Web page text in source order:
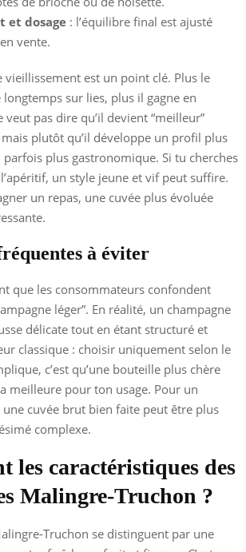
et dosage : l’équilibre final est ajusté
vente.
vieillissement est un point clé. Plus le
sur lies, plus il gagne en
veut pas dire qu’il devient “meilleur”
plutôt qu’il développe un profil plus
plus gastronomique. Si tu cherches
un style jeune et vif peut suffire.
un repas, une cuvée plus évoluée
à éviter
que les consommateurs confondent
léger”. En réalité, un champagne
délicate tout en étant structuré et
classique : choisir uniquement selon le
c’est qu’une bouteille plus chère
meilleure pour ton usage. Pour un
cuvée brut bien faite peut être plus
complexe.
les caractéristiques des
Malingre-Truchon ?
Truchon se distinguent par une